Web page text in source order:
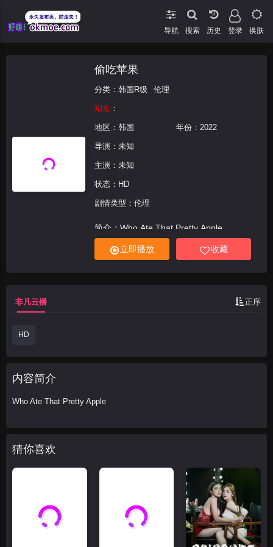
导航 搜索 登录 换肤
偷吃苹果
分类： 韩国R级 伦理
别名 ：
地区： 韩国 年份： 2022
导演：未知
主演：未知
状态：HD
剧情类型：伦理
简介：Who Ate That Pretty Apple
立即播放 收藏
非凡云播 正序
HD
内容简介
Who Ate That Pretty Apple
猜你喜欢